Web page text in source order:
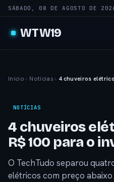
SÁBADO, 08 DE AGOSTO DE
WTW19
Início › Notícias › 4 chuveiros
NOTÍCIAS
4 chuveiros
R$ 100 para o
O TechTudo separou
elétricos com preço